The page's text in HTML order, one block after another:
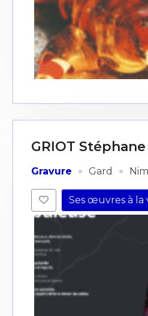
GRIOT Stéphane
Gravure · Gard ·
Ses œuvres à la